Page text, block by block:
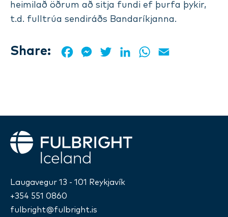
heimilað öðrum að sitja fundi ef þurfa þykir,
t.d. fulltrúa sendiráðs Bandaríkjanna.
Share: FacebookMessenger
TwitterLinkedInWhatsApp
Fulbright
Laugavegur 13 - 101 Reykjavík
+354 551 0860
fulbright@fulbright.is